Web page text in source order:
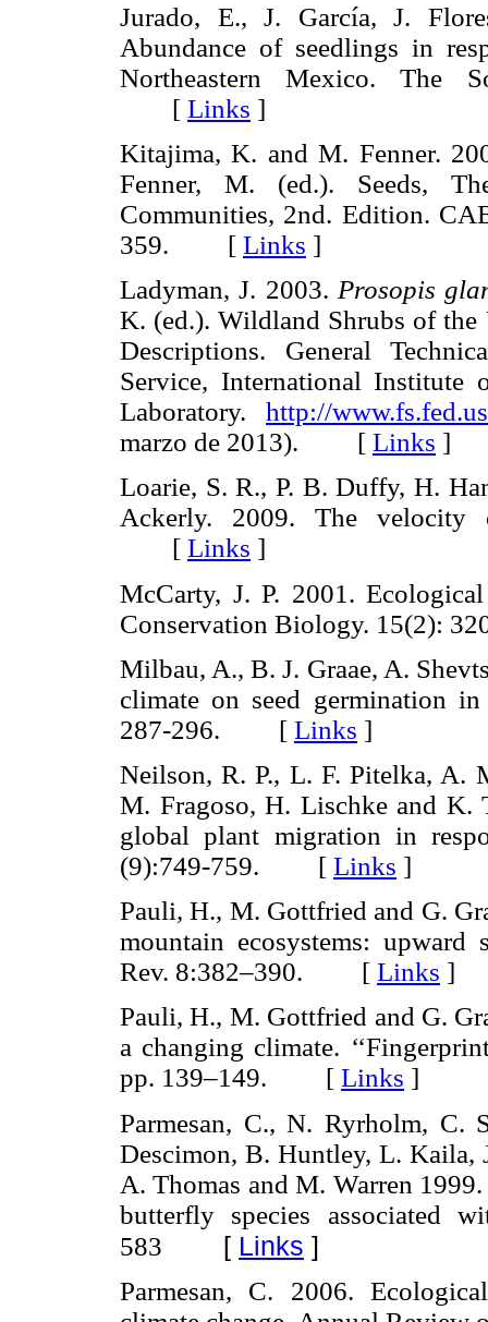
Jurado, E., J. García, J.
Abundance of seedlings in
Northeastern Mexico. The
[ Links ]
Kitajima, K. and M. Fenner.
Fenner, M. (ed.). Seeds,
Communities, 2nd. Edition.
359. [ Links ]
Ladyman, J. 2003. Prosopis
K. (ed.). Wildland Shrubs of the
Descriptions. General
Service, International Institute
Laboratory. http://
marzo de 2013). [ Links ]
Loarie, S. R., P. B. Duffy, H.
Ackerly. 2009. The velocity
[ Links ]
McCarty, J. P. 2001.
Conservation Biology.
Milbau, A., B. J. Graae, A.
climate on seed germination
287-296. [ Links ]
Neilson, R. P., L. F. Pitelka, A.
M. Fragoso, H. Lischke and K.
global plant migration in
(9):749-759. [ Links ]
Pauli, H., M. Gottfried and G.
mountain ecosystems:
Rev. 8:382–390. [ Links ]
Pauli, H., M. Gottfried and G.
a changing climate.
pp. 139–149. [ Links ]
Parmesan, C., N. Ryrholm, C.
Descimon, B. Huntley, L. Kaila,
A. Thomas and M. Warren
butterfly species associated
583 [ Links ]
Parmesan, C. 2006.